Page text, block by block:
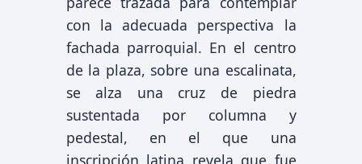
con la adecuada perspectiva la
fachada parroquial. En el centro
de la plaza, sobre una escalinata,
se alza una cruz de piedra
sustentada por columna y
pedestal, en el que una
inscripción latina revela que fue